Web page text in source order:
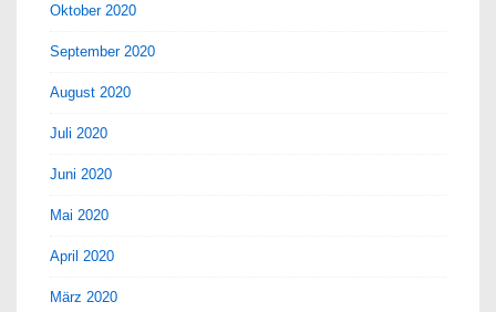
Oktober 2020
September 2020
August 2020
Juli 2020
Juni 2020
Mai 2020
April 2020
März 2020